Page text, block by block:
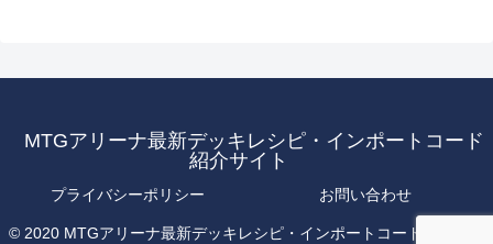
MTGアリーナ最新デッキレシピ・インポートコード
紹介サイト
プライバシーポリシー お問い合わせ
© 2020 MTGアリーナ最新デッキレシピ・インポートコード紹介サイ